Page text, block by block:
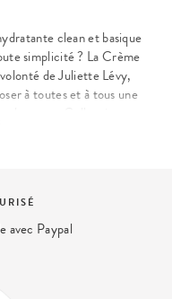
clean et basique
simplicité ? La Crème
de Juliette Lévy,
à toutes et à tous une
une peau rebondie et
fini gras sur la peau.
Universelle
BEAUTÉ
à vos questions beauté